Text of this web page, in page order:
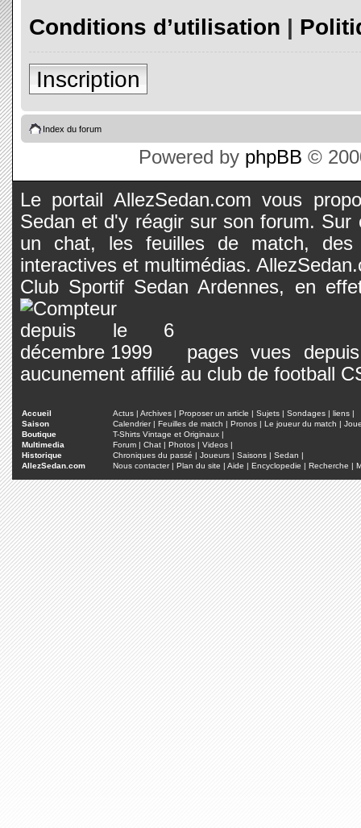
Conditions d’utilisation |
Inscription
Index du forum
Powered by phpBB ©
Le portail AllezSedan.com vous
Sedan et d'y réagir sur son forum.
un chat, les feuilles de match, des
interactives et multimédias.
Club Sportif Sedan Ardennes, en
pages vues
aucunement affilié au club de football
Accueil Actus | Archives | Proposer un article | Sujets | Sondages | liens |
Saison
Calendrier| Feuilles de match | Pronos | Le joueur du match |
Boutique
T-Shirts Vintage et Originaux |
Multimedia
Forum | Chat | Photos | Videos |
Historique
Chroniques du passé | Joueurs | Saisons | Sedan |
AllezSedan.com
Nous contacter| Plan du site | Aide | Encyclopedie | Recherche |